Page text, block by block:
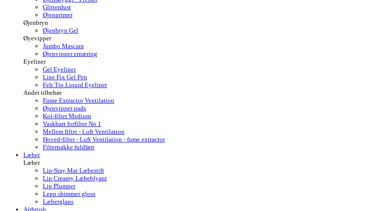
Glitterdust
Øjenprimer
Øjenbryn
Øjenbryn Gel
Øyevipper
Jumbo Mascara
Øjenvipper ernæring
Eyeliner
Gel Eyeliner
Line Fix Gel Pen
Felt Tip Liquid Eyeliner
Andet tilbehør
Fume Extractor Ventilation
Øjenvipper pads
Kol-filter Medium
Vaskbart forfilter No 1
Mellem filtre - Luft Ventilation
Hoved-filter - Luft Ventilation - fume extractor
Filterpakke fuldført
Læber
Læber
Lip-Stay Mat Læbestift
Lip Creamy Læbeblyant
Lip Plumper
Lepp shimmer gloss
Læberglans
Airbrush